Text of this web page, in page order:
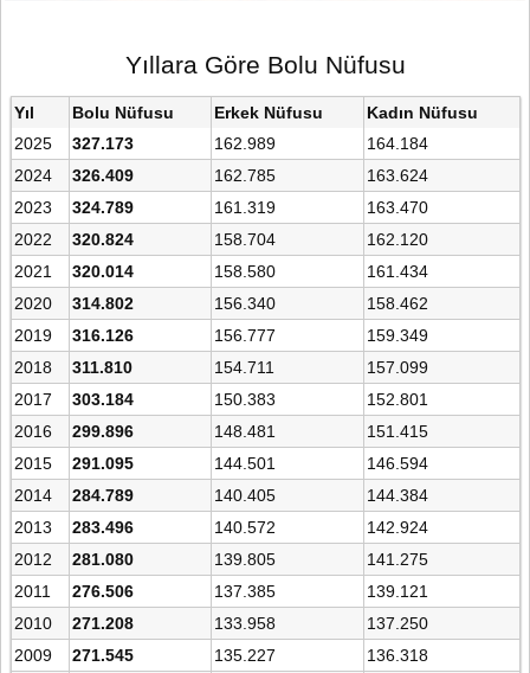
Yıllara Göre Bolu Nüfusu
Yıl Bolu Nüfusu Erkek Nüfusu
Kadın Nüfusu
2025
327.173 162.989
164.184
2024
326.409 162.785
163.624
2023
324.789 161.319
163.470
2022
320.824 158.704
162.120
2021
320.014 158.580
161.434
2020
314.802 156.340
158.462
2019
316.126 156.777
159.349
2018
311.810 154.711
157.099
2017
303.184 150.383
152.801
2016
299.896 148.481
151.415
2015
291.095 144.501
146.594
2014
284.789 140.405
144.384
2013
283.496 140.572
142.924
2012
281.080 139.805
141.275
2011
276.506 137.385
139.121
2010
271.208 133.958
137.250
2009
271.545 135.227
136.318